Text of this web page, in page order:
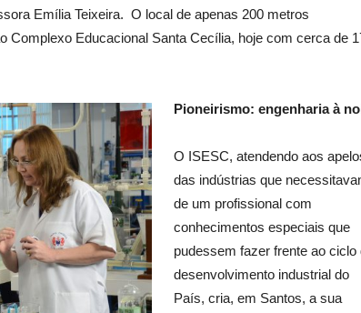
Emília Teixeira. O local de apenas 200 metros
Complexo Educacional Santa Cecília, hoje com cerca de
Pioneirismo: engenharia à
O ISESC, atendendo aos
das indústrias que
de um profissional com
conhecimentos especiais que
pudessem fazer frente ao ciclo
desenvolvimento industrial do
País, cria, em Santos, a sua